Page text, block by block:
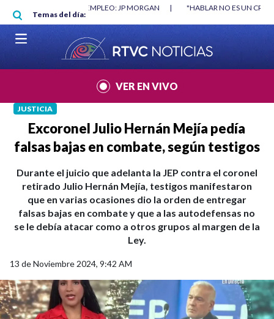
Pasar al contenido principal
Temas del día:
"HABLAR NO ES UN CRIMEN": CARTA DE BETO CORAL |
VER EN VIVO
JUSTICIA
Excoronel Julio Hernán Mejía pedía
falsas bajas en combate, según testigos
Durante el juicio que adelanta la JEP contra el coronel
retirado Julio Hernán Mejía, testigos manifestaron
que en varias ocasiones dio la orden de entregar
falsas bajas en combate y que a las autodefensas no
se le debía atacar como a otros grupos al margen de la
Ley.
13 de Noviembre 2024, 9:42 AM